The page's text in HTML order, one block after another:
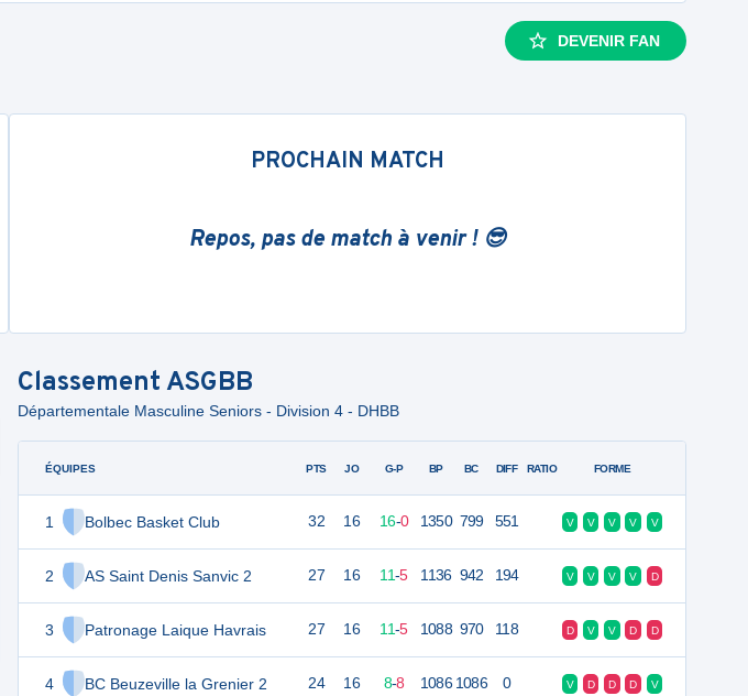
DEVENIR FAN
PROCHAIN MATCH
Repos, pas de match à venir ! 😎
Classement ASGBB
Départementale Masculine Seniors - Division 4 - DHBB
ÉQUIPES
1 Bolbec Basket Club
2 AS Saint Denis Sanvic 2
3 Patronage Laique Havrais
4 BC Beuzeville la Grenier 2
PTS JO G-P BP BC DIFF RATIO FORME
32 16 16-0 1350 799 551 V V V V V
27 16 11-5 1136 942 194 V V V V D
27 16 11-5 1088 970 118 D V V D D
24 16 8-8 1086 1086 0 V D D D V